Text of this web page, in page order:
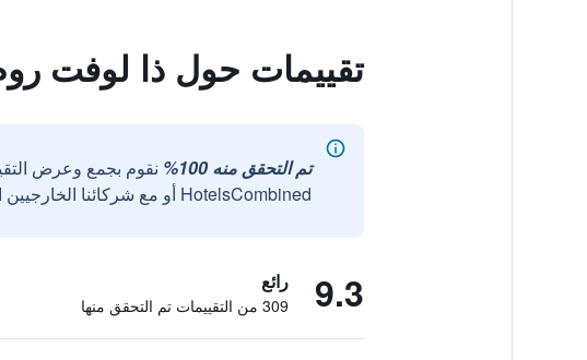
تقييمات حول ذا لوفت
تم التحقق منه 100%
نقوم بجمع وعرض
HotelsCombined أو مع شركائنا الخارجيين الموثوقين.
9.3 رائع
309 من التقييمات تم التحقق منها